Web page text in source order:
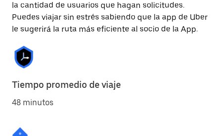
la cantidad de usuarios que hagan solicitudes.
Puedes viajar sin estrés sabiendo que la app de Uber
le sugerirá la ruta más eficiente al socio de la App.
Tiempo promedio de viaje
48 minutos